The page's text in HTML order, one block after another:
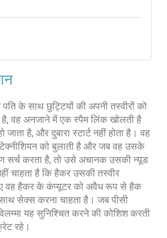
के साथ छुट्टियों की अपनी तस्वीरों को
वह अनजाने में एक स्पैम लिंक खोलती है
है, और दुबारा स्टार्ट नहीं होता है। वह
को बुलाती है और जब वह उसके
सर्च करता है, तो उसे अचानक उसकी न्यूड
चाहता है कि हैकर उसकी तस्वीर
वह हैकर के कंप्यूटर को अवैध रूप से हैक
सेक्स करना चाहता है। जब पीसी
वेलम्मा यह सुनिश्चित करने की कोशिश करती
रहे।